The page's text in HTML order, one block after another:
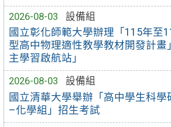
2026-08-03
設備組
國立彰化師範大學辦理「115年至
型高中物理適性教學教材開發計畫
主學習啟航站」
2026-08-03
設備組
國立清華大學舉辦「高中學生科學
–化學組」招生考試